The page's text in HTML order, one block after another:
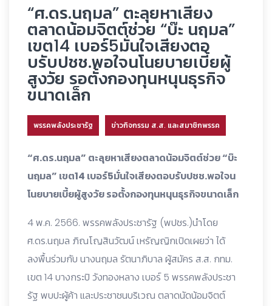
“ศ.ดร.นฤมล” ตะลุยหาเสียง
ตลาดน้อมจิตต์ช่วย “บ๊ะ นฤมล”
เขต14 เบอร์5มั่นใจเสียงตอ
บรับปชช.พอใจนโนยบายเบี้ยผู้
สูงวัย รอตั้งกองทุนหนุนธุรกิจ
ขนาดเล็ก
พรรคพลังประชารัฐ ข่าวกิจกรรม ส.ส. และสมาชิกพรรค
“ศ.ดร.นฤมล” ตะลุยหาเสียงตลาดน้อมจิตต์ช่วย “บ๊ะ
นฤมล” เขต14 เบอร์5มั่นใจเสียงตอบรับปชช.พอใจน
โนยบายเบี้ยผู้สูงวัย รอตั้งกองทุนหนุนธุรกิจขนาดเล็ก
4 พ.ค. 2566. พรรคพลังประชารัฐ (พปชร.)นำโดย
ศ.ดร.นฤมล ภิณโญสินวัฒน์ เหรัญญิกเปิดเผยว่า ได้
ลงพื้นร่วมกับ นางนฤมล รัตนาภิบาล ผู้สมัคร ส.ส. กทม.
เขต 14 บางกระปิ วังทองหลาง เบอร์ 5 พรรคพลังประชา
รัฐ พบปะผู้ค้า และประชาชนบริเวณ ตลาดนัดน้อมจิตต์